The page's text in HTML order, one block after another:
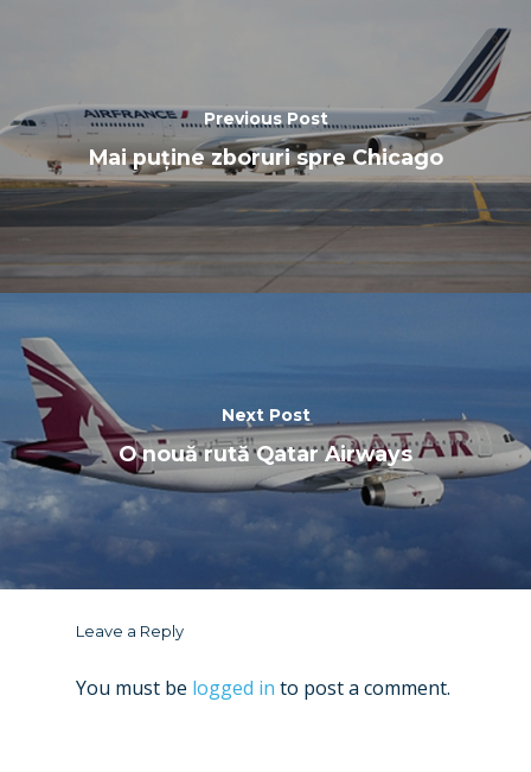
Previous Post
Mai puține zboruri spre Chicago
Next Post
O nouă rută Qatar Airways
Leave a Reply
You must be logged in to post a comment.